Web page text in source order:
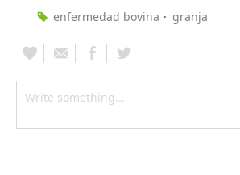
enfermedad bovina
granja